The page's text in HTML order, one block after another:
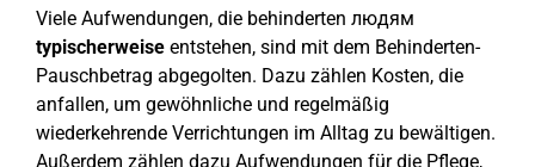
Viele Aufwendungen, die behinderten людям
typischerweise entstehen, sind mit dem Behinderten-
Pauschbetrag abgegolten. Dazu zählen Kosten, die
anfallen, um gewöhnliche und regelmäßig
wiederkehrende Verrichtungen im Alltag zu bewältigen.
Außerdem zählen dazu Aufwendungen für die Pflege,